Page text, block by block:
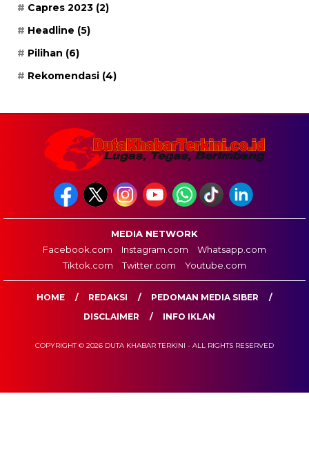
Capres 2023 (2)
Headline (5)
Pilihan (6)
Rekomendasi (4)
MEDIA NETWORK
Facebook.com
Instagram.com
Whatsapp.com
Tiktok.com
Twitter.com Youtube.com
HOME REDAKSI
PEDOMAN MEDIA SIBER
DISCLAIMER
INFO IKLAN
COPYRIGHT © 2026 DUTA KHABAR TERKINI - ALL RIGHTS RESERVED